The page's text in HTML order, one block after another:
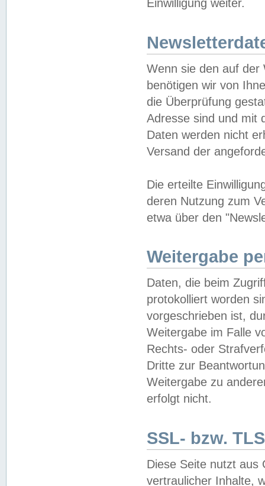
Einwilligung weiter.
Wenn sie den auf der
benötigen wir von
die Überprüfung
Adresse sind und mit
Daten werden nicht
Versand der
Die erteilte
deren Nutzung zum
etwa über den
Weitergabe
Daten, die beim
protokolliert worden
vorgeschrieben ist,
Weitergabe im Falle
Rechts- oder
Dritte zur
Weitergabe zu
erfolgt nicht.
SSL- bzw.
Diese Seite nutzt aus
vertraulicher Inhalte,